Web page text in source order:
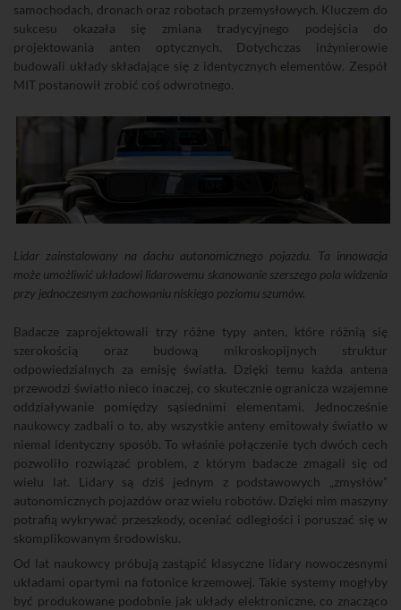
samochodach, dronach oraz robotach przemysłowych. Kluczem do
sukcesu okazała się zmiana tradycyjnego podejścia do
projektowania anten optycznych. Dotychczas inżynierowie
budowali układy składające się z identycznych elementów. Zespół
MIT postanowił zrobić coś odwrotnego.
Lidar zainstalowany na dachu autonomicznego pojazdu. Ta innowacja
może umożliwić układowi lidarowemu skanowanie szerszego pola widzenia
przy jednoczesnym zachowaniu niskiego poziomu szumów.
Badacze zaprojektowali trzy różne typy anten, które różnią się
szerokością oraz budową mikroskopijnych struktur
odpowiedzialnych za emisję światła. Dzięki temu każda antena
przewodzi światło nieco inaczej, co skutecznie ogranicza wzajemne
oddziaływanie pomiędzy sąsiednimi elementami. Jednocześnie
naukowcy zadbali o to, aby wszystkie anteny emitowały światło w
niemal identyczny sposób. To właśnie połączenie tych dwóch cech
pozwoliło rozwiązać problem, z którym badacze zmagali się od
wielu lat. Lidary są dziś jednym z podstawowych „zmysłów”
autonomicznych pojazdów oraz wielu robotów. Dzięki nim maszyny
potrafią wykrywać przeszkody, oceniać odległości i poruszać się w
skomplikowanym środowisku.
Od lat naukowcy próbują zastąpić klasyczne lidary nowoczesnymi
układami opartymi na fotonice krzemowej. Takie systemy mogłyby
być produkowane podobnie jak układy elektroniczne, co znacząco